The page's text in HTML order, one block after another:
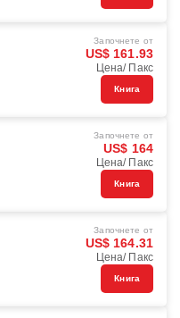
Започнете от
US$ 161.93
Цена/ Пакс
Книга
Започнете от
US$ 164
Цена/ Пакс
Книга
Започнете от
US$ 164.31
Цена/ Пакс
Книга